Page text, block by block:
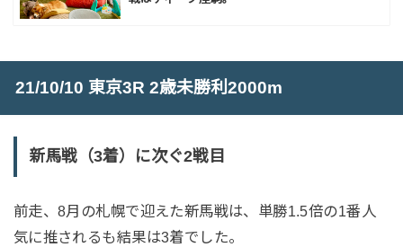
21/10/10 東京3R 2歳未勝利2000m
新馬戦（3着）に次ぐ2戦目
前走、8月の札幌で迎えた新馬戦は、単勝1.5倍の1番人
気に推されるも結果は3着でした。